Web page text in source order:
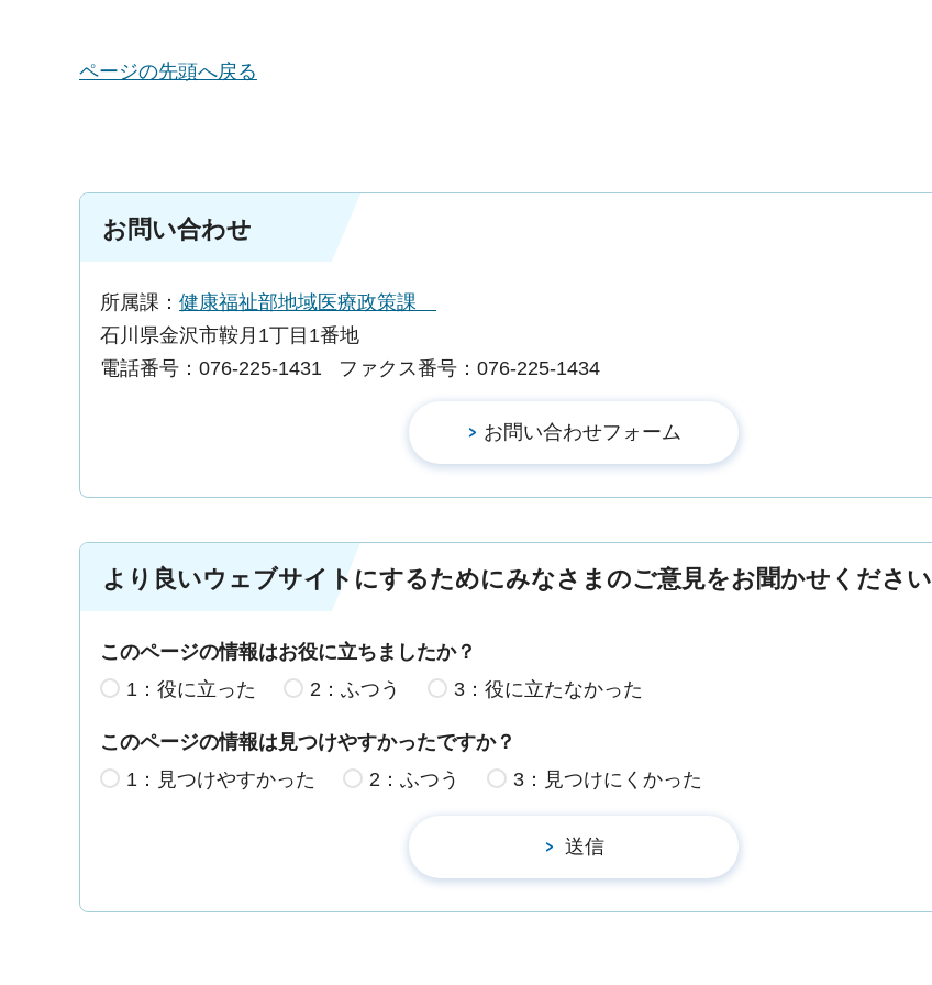
ページの先頭へ戻る
お問い合わせ
所属課： 健康福祉部地域医療政策課
石川県金沢市鞍月1丁目1番地
電話番号：076-225-1431
ファクス番号：076-225-1434
より良いウェブサイトにするためにみなさまのご意見をお聞かせください
このページの情報はお役に立ちましたか？
1：役に立った
2：ふつう 3：役に立たなかった
このページの情報は見つけやすかったですか？
1：見つけやすかった
2：ふつう 3：見つけにくかった